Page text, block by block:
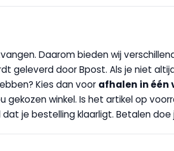
Daarom bieden wij
geleverd door Bpost. Als je niet
Kies dan voor afhalen in één
winkel. Is het artikel op
je bestelling klaarligt. Betalen doe